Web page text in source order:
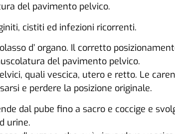
del pavimento pelvico.
cistiti ed infezioni ricorrenti.
d’ organo. Il corretto
del pavimento pelvico.
quali vescica, utero e retto. Le
e perdere la posizione originale.
dal pube fino a sacro e coccige e
urine.